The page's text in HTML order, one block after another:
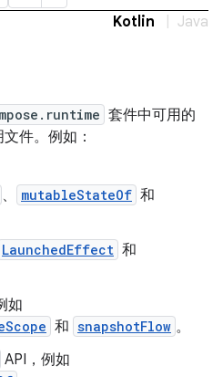
Kotlin Java
套件中可用的
件。例如：
、 mutableStateOf 和
LaunchedEffect 和
如
和 snapshotFlow 。
API，例如